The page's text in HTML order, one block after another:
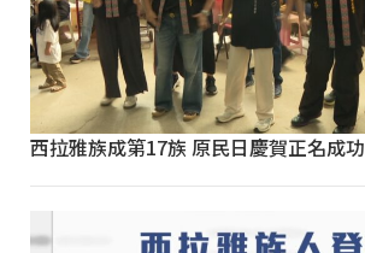
西拉雅族成第17族 原民日慶賀正名成功